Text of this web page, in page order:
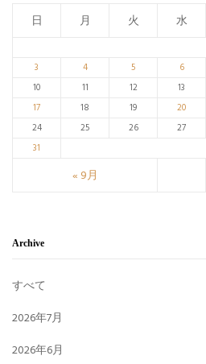
日
月 火 水
« 9月
3
4 5 6
10
11 12 13
17
18 19 20
24
25 26 27
31
Archive
すべて
2026年7月
2026年6月